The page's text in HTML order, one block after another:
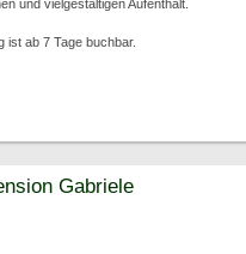
und vielgestaltigen Aufenthalt.
ist ab 7 Tage buchbar.
Gabriele